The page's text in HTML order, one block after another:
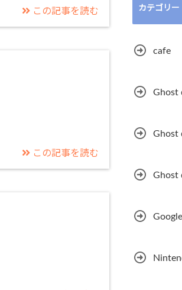
この記事を読む
この記事を読む
カテゴリー
cafe
Ghost
Ghost
Ghost